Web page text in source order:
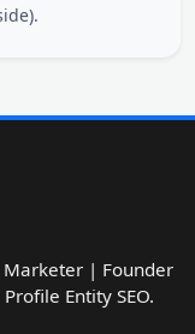
Marketer | Founder
Entity SEO.